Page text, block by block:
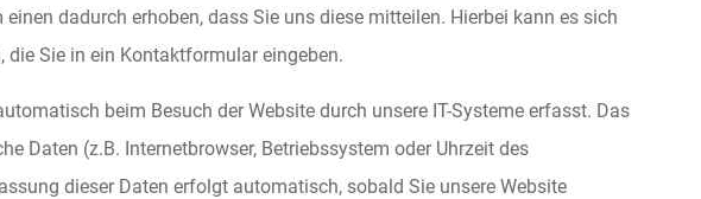
einen dadurch erhoben, dass Sie uns diese mitteilen. Hierbei kann es sich
die Sie in ein Kontaktformular eingeben.
beim Besuch der Website durch unsere IT-Systeme erfasst. Das
Daten (z.B. Internetbrowser, Betriebssystem oder Uhrzeit des
dieser Daten erfolgt automatisch, sobald Sie unsere Website